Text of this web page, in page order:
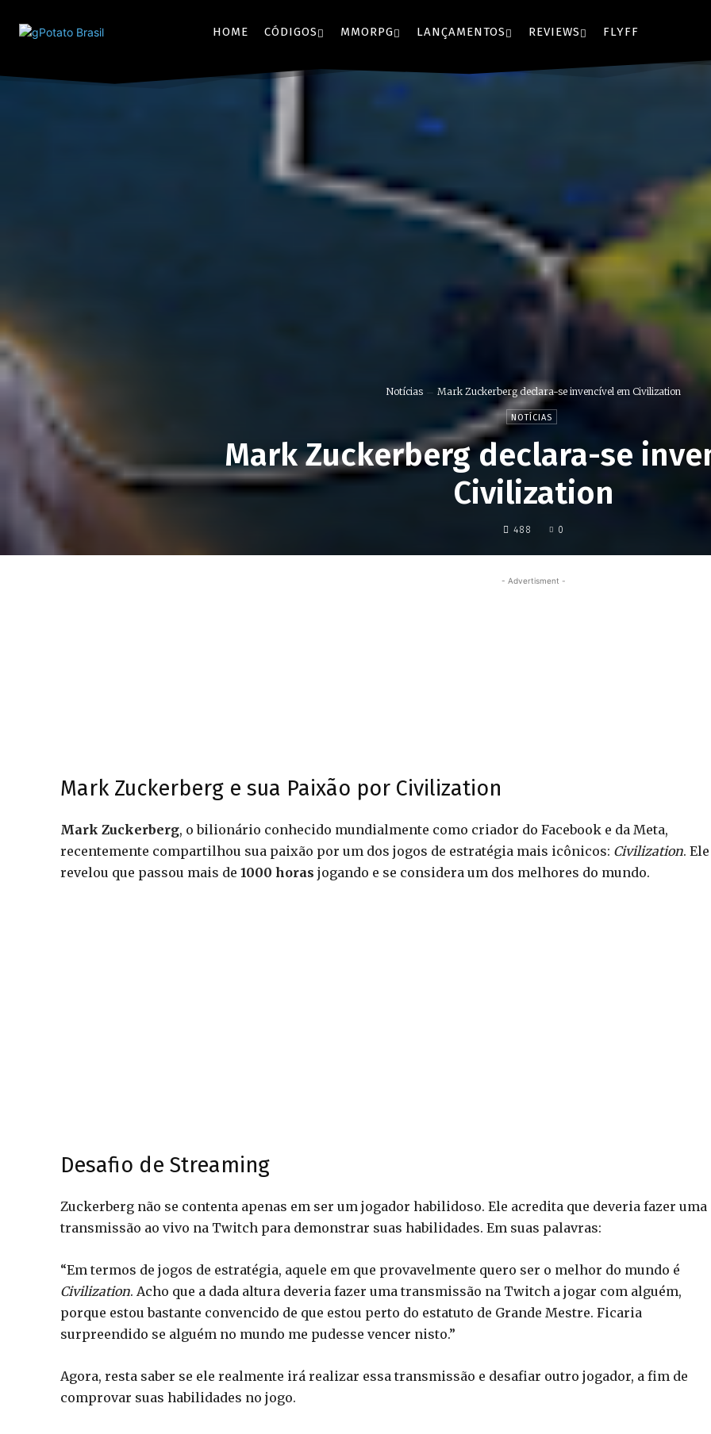
HOME CÓDIGOS MMORPG LANÇAMENTOS REVIEWS FLYFF
Notícias Mark Zuckerberg declara-se invencível em Civilization
NOTÍCIAS
Mark Zuckerberg declara-se
Civilization
488 0
- Advertisment -
Mark Zuckerberg e sua Paixão por Civilization
Mark Zuckerberg, o bilionário conhecido mundialmente como criador do Facebook e da Meta,
recentemente compartilhou sua paixão por um dos jogos de estratégia mais icônicos: Civilization. Ele
revelou que passou mais de 1000 horas jogando e se considera um dos melhores do mundo.
Desafio de Streaming
Zuckerberg não se contenta apenas em ser um jogador habilidoso. Ele acredita que deveria fazer uma
transmissão ao vivo na Twitch para demonstrar suas habilidades. Em suas palavras:
“Em termos de jogos de estratégia, aquele em que provavelmente quero ser o melhor do mundo é
Civilization. Acho que a dada altura deveria fazer uma transmissão na Twitch a jogar com alguém,
porque estou bastante convencido de que estou perto do estatuto de Grande Mestre. Ficaria
surpreendido se alguém no mundo me pudesse vencer nisto.”
Agora, resta saber se ele realmente irá realizar essa transmissão e desafiar outro jogador, a fim de
comprovar suas habilidades no jogo.